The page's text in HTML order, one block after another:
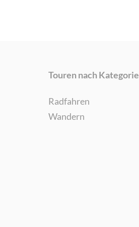
Touren nach Kategorie
Radfahren
Wandern